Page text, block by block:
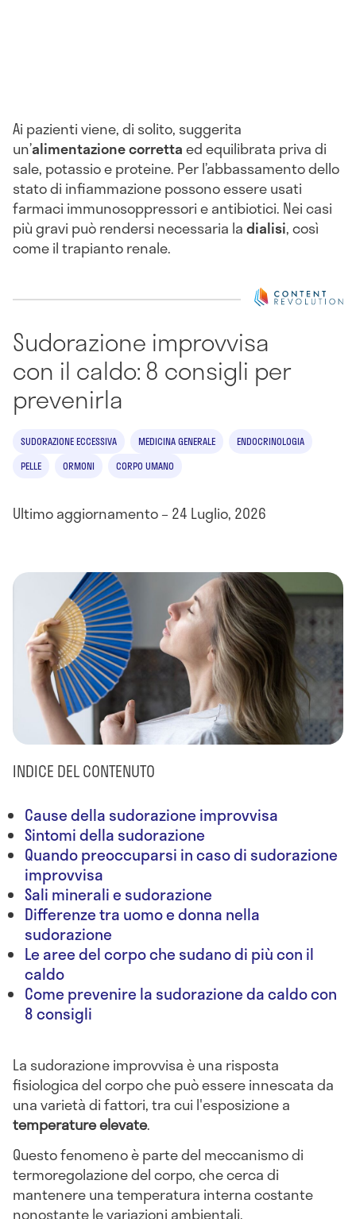
Ai pazienti viene, di solito, suggerita
un’alimentazione correttaed equilibrata priva di
sale, potassio e proteine. Per l’abbassamento dello
stato di infiammazione possono essere usati
farmaci immunosoppressori e antibiotici. Nei casi
più gravi può rendersi necessaria ladialisi, così
come il trapianto renale.
Sudorazione improvvisa
con il caldo: 8 consigli per
prevenirla
SUDORAZIONE ECCESSIVA MEDICINA GENERALE
ENDOCRINOLOGIA
PELLE
ORMONI CORPO UMANO
Ultimo aggiornamento – 24 Luglio, 2026
INDICE DEL CONTENUTO
Cause della sudorazione improvvisa
Sintomi della sudorazione
Quando preoccuparsi in caso di sudorazione
improvvisa
Sali minerali e sudorazione
Differenze tra uomo e donna nella
sudorazione
Le aree del corpo che sudano di più con il
caldo
Come prevenire la sudorazione da caldo con
8 consigli
La sudorazione improvvisa è una risposta
fisiologica del corpo che può essere innescata da
una varietà di fattori, tra cui l'esposizione a
temperature elevate.
Questo fenomeno è parte del meccanismo di
termoregolazione del corpo, che cerca di
mantenere una temperatura interna costante
nonostante le variazioni ambientali.